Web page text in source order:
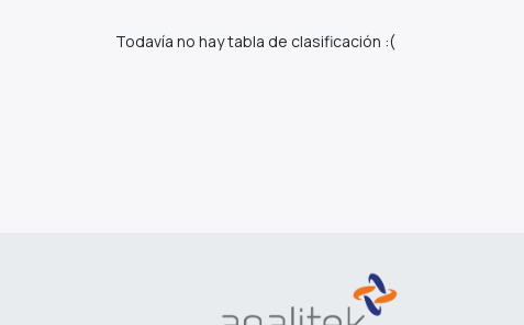
Todavía no hay tabla de clasificación :(